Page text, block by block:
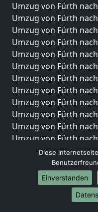
Umzug von Fürth
Umzug von Fürth
Umzug von Fürth
Umzug von Fürth
Umzug von Fürth
Umzug von Fürth
Umzug von Fürth
Umzug von Fürth
Umzug von Fürth
Umzug von Fürth
Umzug von Fürth
Umzug von Fürth
Umzug von Fürth
Umzug von Fürth
Umzug von Fürth
Internationale-
Diese
Einverstanden